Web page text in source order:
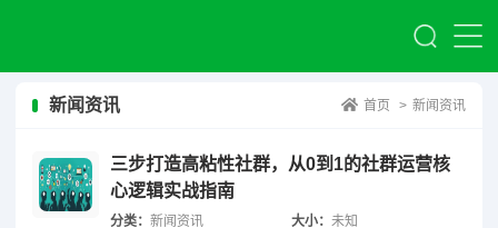
新闻资讯 首页 > 新闻资讯
三步打造高粘性社群，从0到1的社群运营核
心逻辑实战指南
分类： 新闻资讯 大小：未知